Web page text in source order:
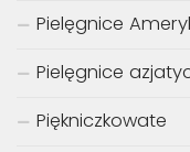
Pielęgnice
Pielęgnice
Piękniczkowate